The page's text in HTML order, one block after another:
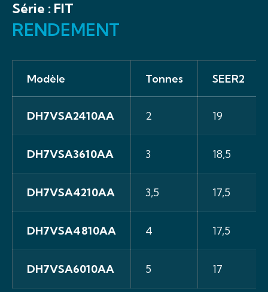
Série : FIT
RENDEMENT
Modèle Tonnes SEER2
DH7VSA2410AA 2 19
DH7VSA3610AA 3 18,5
DH7VSA4210AA 3,5 17,5
DH7VSA4810AA 4 17,5
DH7VSA6010AA 5 17